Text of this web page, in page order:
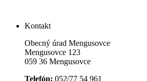
Kontakt
Obecný úrad Mengusovce
Mengusovce 123
059 36 Mengusovce
Telefón: 052/77 54 961